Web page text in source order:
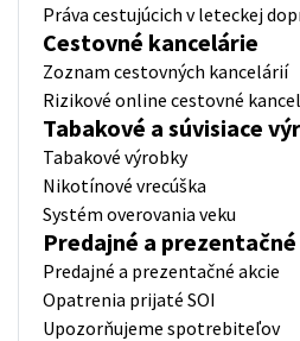
Práva cestujúcich v leteckej
Cestovné kancelárie
Zoznam cestovných kancelárií
Rizikové online cestovné
Tabakové a súvisiace
Tabakové výrobky
Nikotínové vrecúška
Systém overovania veku
Predajné a
Predajné a prezentačné akcie
Opatrenia prijaté SOI
Upozorňujeme spotrebiteľov